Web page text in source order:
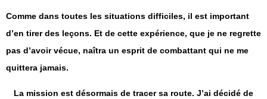
Comme dans toutes les situations difficiles, il est important
d’en tirer des leçons. Et de cette expérience, que je ne regrette
pas d’avoir vécue, naîtra un esprit de combattant qui ne me
quittera jamais.
La mission est désormais de tracer sa route. J’ai décidé de